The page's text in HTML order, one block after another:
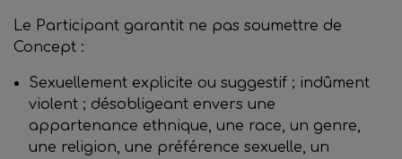
Le Participant garantit ne pas soumettre de
Concept :
Sexuellement explicite ou suggestif ; indûment
violent ; désobligeant envers une
appartenance ethnique, une race, un genre,
une religion, une préférence sexuelle, un